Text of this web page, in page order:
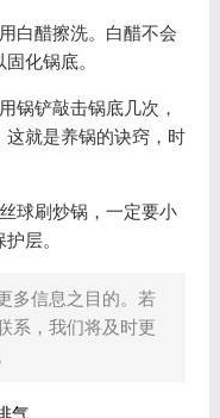
白醋擦洗。白醋不会
化锅底。
锅铲敲击锅底几次，
就是养锅的诀窍，时
球刷炒锅，一定要小
层。
多信息之目的。若
系，我们将及时更
气